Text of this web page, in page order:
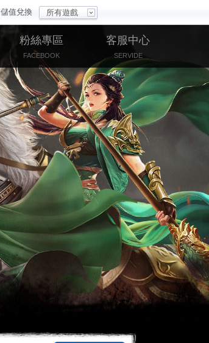
所有遊戲
儲值兌換
粉絲專區
FACEBOOK
客服中心
SERVIDE